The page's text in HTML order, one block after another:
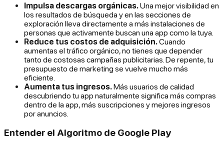
Impulsa descargas orgánicas.Una mejor visibilidad en
los resultados de búsqueda y en las secciones de
exploración lleva directamente a más instalaciones de
personas que activamente buscan una app como la tuya.
Reduce tus costos de adquisición.Cuando
aumentas el tráfico orgánico, no tienes que depender
tanto de costosas campañas publicitarias. De repente, tu
presupuesto de marketing se vuelve mucho más
eficiente.
Aumenta tus ingresos.Más usuarios de calidad
descubriendo tu app naturalmente significa más compras
dentro de la app, más suscripciones y mejores ingresos
por anuncios.
Entender el Algoritmo de Google Play